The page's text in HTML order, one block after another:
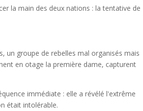
la main des deux nations : la tentative de
un groupe de rebelles mal organisés mais
en otage la première dame, capturent
immédiate : elle a révélé l'extrême
était intolérable.